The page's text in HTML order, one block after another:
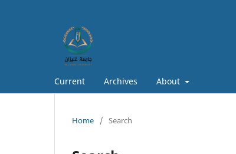
Current Archives About
Home / Search